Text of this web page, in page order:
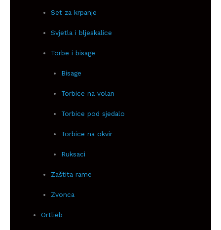
Set za krpanje
Svjetla i bljeskalice
Torbe i bisage
Bisage
Torbice na volan
Torbice pod sjedalo
Torbice na okvir
Ruksaci
Zaštita rame
Zvonca
Ortlieb